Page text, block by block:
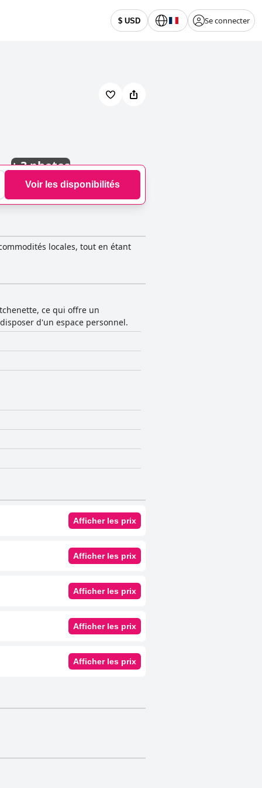
$ USD Se connecter
+3 photos
Voir les disponibilités
locales, tout en étant
ce qui offre un
d'un espace personnel.
Afficher les prix
Afficher les prix
Afficher les prix
Afficher les prix
Afficher les prix